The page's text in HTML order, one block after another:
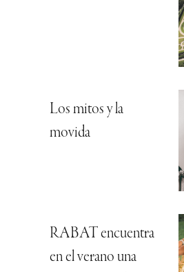
Los mitos y la
movida
RABAT encuentra
en el verano una